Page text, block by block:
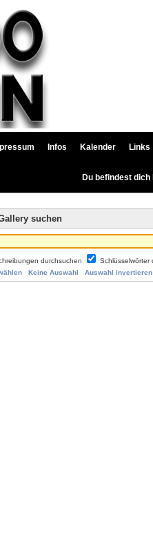
Infos Kalender Links
Du befindest
suchen
durchsuchen
Keine Auswahl Auswahl invertieren